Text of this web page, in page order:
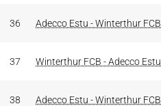
36 Adecco Estu - Winterthur FCB
37 Winterthur FCB - Adecco Estu
38 Adecco Estu - Winterthur FCB